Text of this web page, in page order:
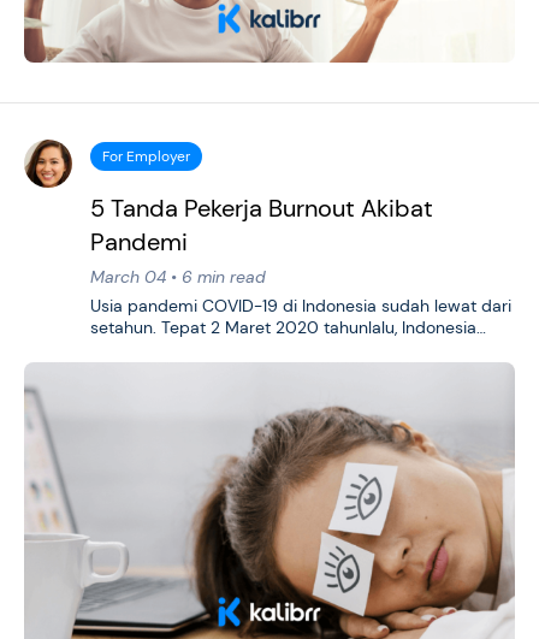
For Employer
5 Tanda Pekerja Burnout Akibat
Pandemi
March 04 • 6 min read
Usia pandemi COVID-19 di Indonesia sudah lewat dari
setahun. Tepat 2 Maret 2020 tahunlalu, Indonesia…